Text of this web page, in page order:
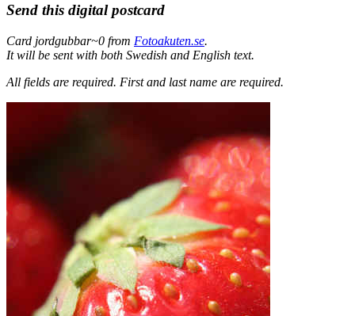
Send this digital postcard
Card jordgubbar~0 from Fotoakuten.se.
It will be sent with both Swedish and English text.
All fields are required. First and last name are required.